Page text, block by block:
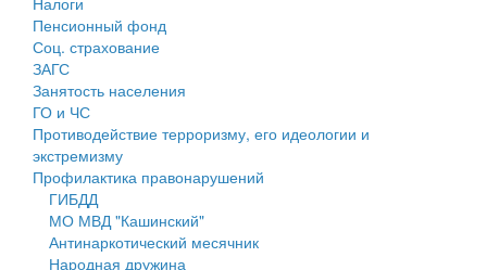
Противодействие коррупции
Контрольно-счетная палата
Персональные данные
Оценка регулирующего воздействия
Деятельность МУ
Нормативы градостроительного проектирования
Правила землепользования и застройки
Пенсионный фонд
Соц. страхование
ЗАГС
Занятость населения
ГО и ЧС
Противодействие терроризму, его идеологии и
экстремизму
Профилактика правонарушений
ГИБДД
МО МВД "Кашинский"
Антинаркотический месячник
Народная дружина